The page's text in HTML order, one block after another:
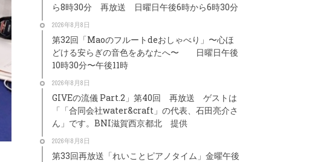
ら8時30分 再放送 日曜日午後6時から6時30分
2026年8月8日
第32回「Maoのフルートdeおしゃべり」〜心ほ
どける安らぎの音色をあなたへ〜 日曜日午後
10時30分〜午後11時
2026年8月8日
GIVEの流儀 Part.2」第40回 再放送 ゲストは
「「合同会社water&craft」の代表、石田亮介さ
ん」です。BNI滋賀西京都北 提供
2026年8月8日
第33回再放送「れいことピアノタイム」金曜午後